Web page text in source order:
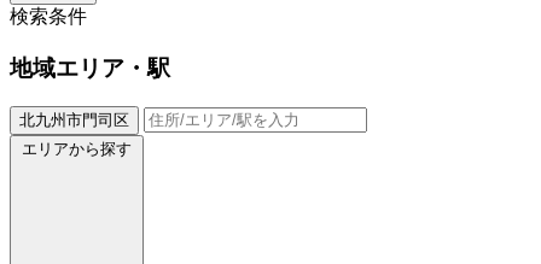
検索条件
地域エリア・駅
北九州市門司区
エリアから探す